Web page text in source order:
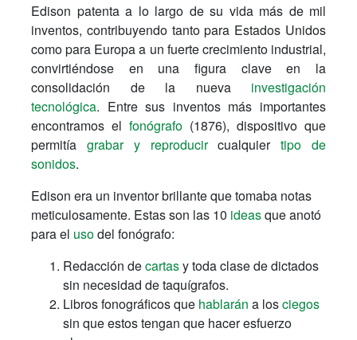
Edison patenta a lo largo de su vida más de mil
inventos, contribuyendo tanto para Estados Unidos
como para Europa a un fuerte crecimiento industrial,
convirtiéndose en una figura clave en la
consolidación de la nueva investigación
tecnológica. Entre sus inventos más importantes
encontramos el fonógrafo (1876), dispositivo que
permitía grabar y reproducircualquiertipo de
sonidos.
Edison era un inventor brillante que tomaba notas
meticulosamente. Estas son las 10 ideasque anotó
para el usodel fonógrafo:
Redacción decartasy toda clase de dictados
sin necesidad de taquígrafos.
Libros fonográficos que hablarán a losciegos
sin que estos tengan que hacer esfuerzo